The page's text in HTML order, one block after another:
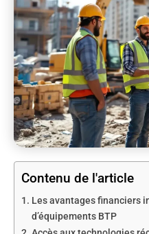
Contenu de l'article
Les avantages financiers
d’équipements BTP